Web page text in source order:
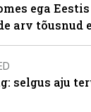
ega
arv tõusnud
selgus aju